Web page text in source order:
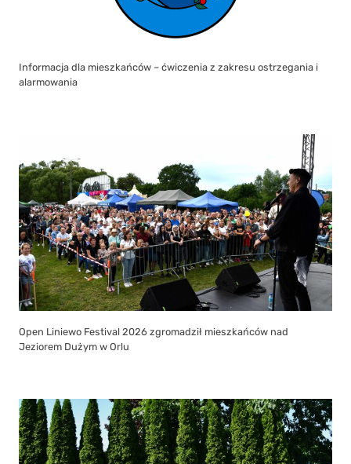
Informacja dla mieszkańców – ćwiczenia z zakresu ostrzegania i
alarmowania
Open Liniewo Festival 2026 zgromadził mieszkańców nad
Jeziorem Dużym w Orlu